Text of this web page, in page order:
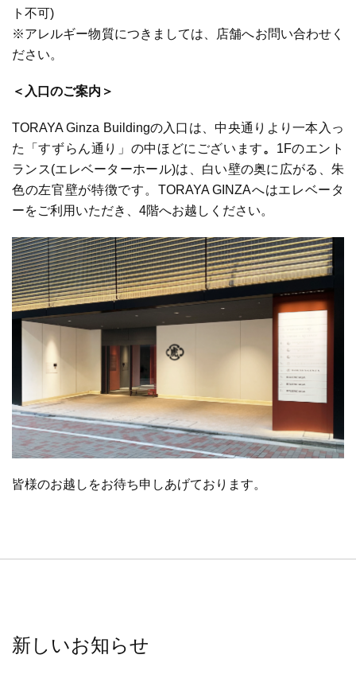
ト不可)
※アレルギー物質につきましては、店舗へお問い合わせく
ださい。
＜入口のご案内＞
TORAYA Ginza Buildingの入口は、中央通りより一本入っ
た「すずらん通り」の中ほどにございます。 1Fのエント
ランス(エレベーターホール)は、白い壁の奥に広がる、朱
色の左官壁が特徴です。 TORAYA GINZAへはエレベータ
ーをご利用いただき、4階へお越しください。
皆様のお越しをお待ち申しあげております。
新しいお知らせ